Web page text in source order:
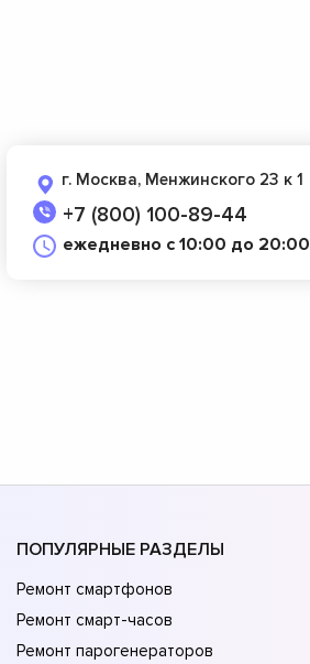
г. Москва, Менжинского 23 к 1
+7 (800) 100-89-44
ежедневно с 10:00 до 20:00
ПОПУЛЯРНЫЕ РАЗДЕЛЫ
Ремонт смартфонов
Ремонт смарт-часов
Ремонт парогенераторов